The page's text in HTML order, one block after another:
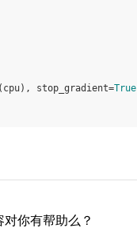
stop_gradient=True
你有帮助么？